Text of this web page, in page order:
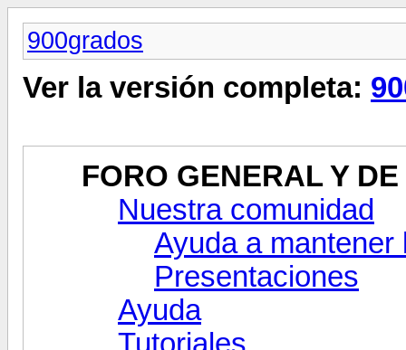
900grados
Ver la versión completa:
FORO GENERAL Y
Nuestra comunidad
Ayuda a mantener
Presentaciones
Ayuda
Tutoriales